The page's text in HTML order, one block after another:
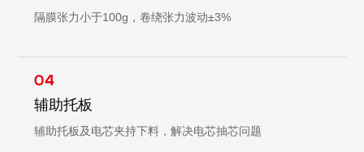
隔膜张力小于100g，卷绕张力波动±3%
04
辅助托板
辅助托板及电芯夹持下料，解决电芯抽芯问题